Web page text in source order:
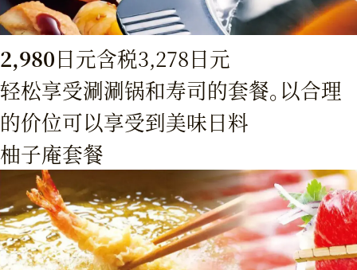
2,980日元含税3,278日元
轻松享受涮涮锅和寿司的套餐。以合理
的价位可以享受到美味日料
柚子庵套餐